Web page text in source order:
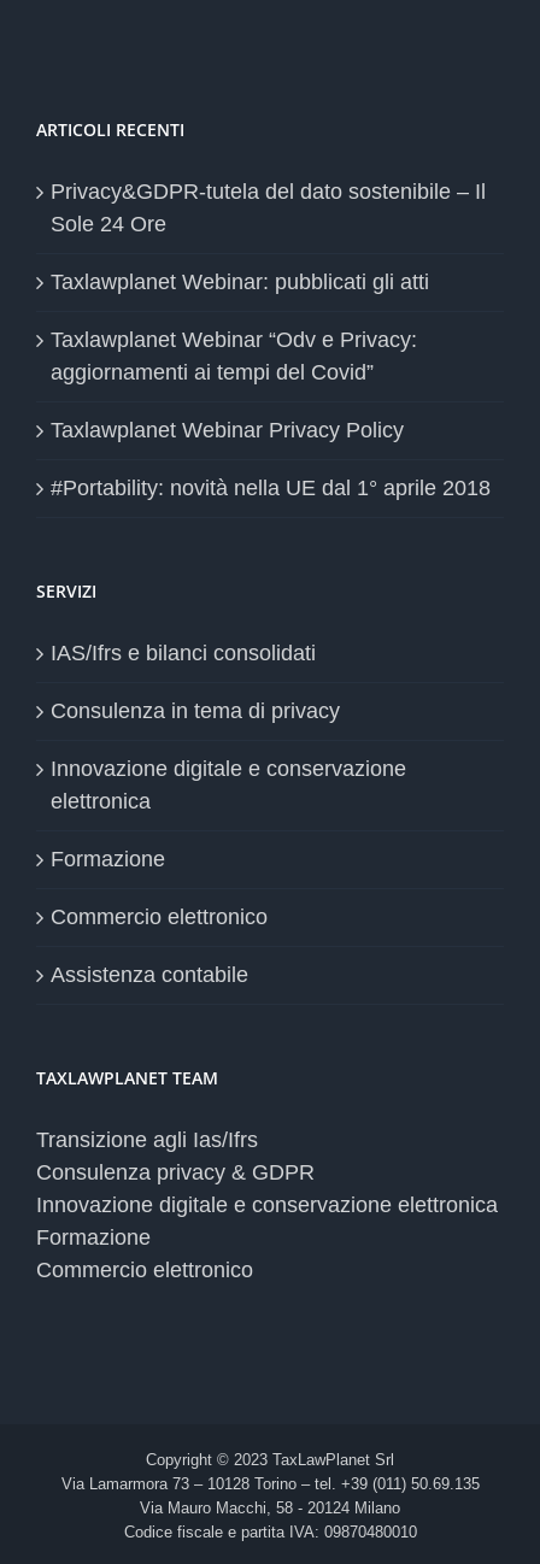
ARTICOLI RECENTI
Privacy&GDPR-tutela del dato sostenibile – Il
Sole 24 Ore
Taxlawplanet Webinar: pubblicati gli atti
Taxlawplanet Webinar “Odv e Privacy:
aggiornamenti ai tempi del Covid”
Taxlawplanet Webinar Privacy Policy
#Portability: novità nella UE dal 1° aprile 2018
SERVIZI
IAS/Ifrs e bilanci consolidati
Consulenza in tema di privacy
Innovazione digitale e conservazione
elettronica
Formazione
Commercio elettronico
Assistenza contabile
TAXLAWPLANET TEAM
Transizione agli Ias/Ifrs
Consulenza privacy & GDPR
Innovazione digitale e conservazione elettronica
Formazione
Commercio elettronico
Copyright © 2023 TaxLawPlanet Srl
Via Lamarmora 73 – 10128 Torino – tel. +39 (011) 50.69.135
Via Mauro Macchi, 58 - 20124 Milano
Codice fiscale e partita IVA: 09870480010